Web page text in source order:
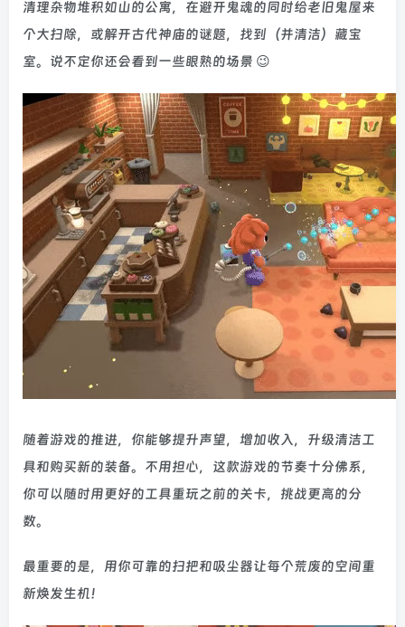
清理杂物堆积如山的公寓，在避开鬼魂的同时给老旧鬼屋来
个大扫除，或解开古代神庙的谜题，找到（并清洁）藏宝
室。说不定你还会看到一些眼熟的场景 😉
随着游戏的推进，你能够提升声望，增加收入，升级清洁工
具和购买新的装备。不用担心，这款游戏的节奏十分佛系，
你可以随时用更好的工具重玩之前的关卡，挑战更高的分
数。
最重要的是，用你可靠的扫把和吸尘器让每个荒废的空间重
新焕发生机！